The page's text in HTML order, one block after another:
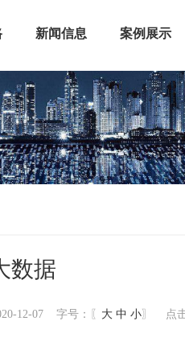
新闻信息 案例展示
数据
12-07 字号：〖 大 中 小〗 点击